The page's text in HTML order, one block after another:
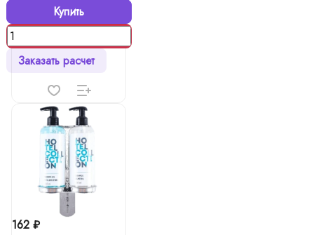
Купить
Заказать расчет
162 ₽